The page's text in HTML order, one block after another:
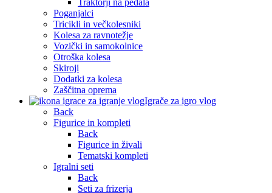
Traktorji na pedala
Poganjalci
Tricikli in večkolesniki
Kolesa za ravnotežje
Vozički in samokolnice
Otroška kolesa
Skiroji
Dodatki za kolesa
Zaščitna oprema
Igrače za igro vlog
Back
Figurice in kompleti
Back
Figurice in živali
Tematski kompleti
Igralni seti
Back
Seti za frizerja